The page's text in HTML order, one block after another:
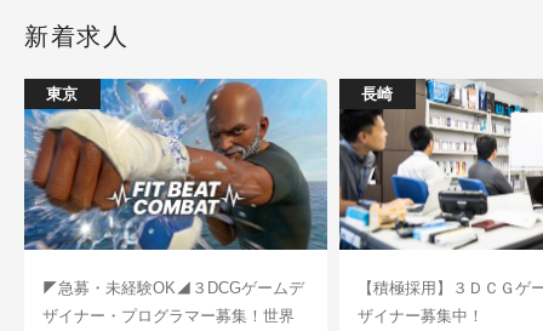
新着求人
東京
◤急募・未経験OK◢３DCGゲームデ
ザイナー・プログラマー募集！世界
長崎
【積極採用】３ＤＣＧゲ
ザイナー募集中！